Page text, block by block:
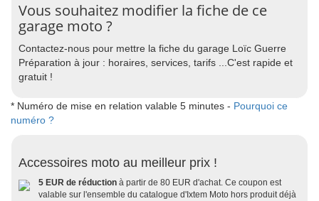
Vous souhaitez modifier la fiche de ce
garage moto ?
Contactez-nous pour mettre la fiche du garage Loïc Guerre
Préparation à jour : horaires, services, tarifs ...C'est rapide et
gratuit !
* Numéro de mise en relation valable 5 minutes - Pourquoi ce
numéro ?
Accessoires moto au meilleur prix !
5 EUR de réduction à partir de 80 EUR d'achat. Ce coupon est
valable sur l'ensemble du catalogue d'Ixtem Moto hors produit déjà